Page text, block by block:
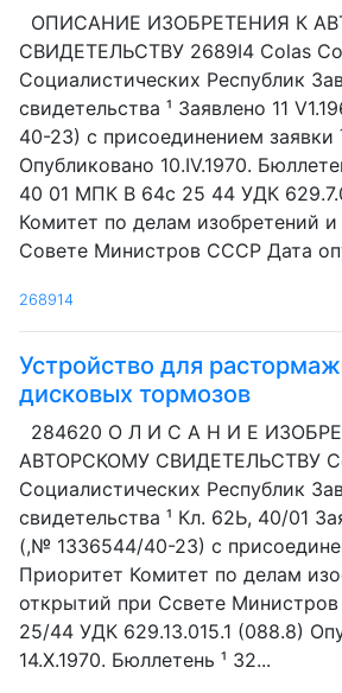
ОПИСАНИЕ ИЗОБРЕТЕНИЯ К
СВИДЕТЕЛЬСТВУ 2689I4 Colas
Социалистических Республик
свидетельства ¹ Заявлено 11
40-23) с присоединением заявки
Опубликовано 10.IV.1970.
40 01 МПК В 64с 25 44 УДК
Комитет по делам изобретений
Совете Министров СССР Дата
268914
Устройство для
дисковых тормозов
284620 О Л И С А Н И Е
АВТОРСКОМУ СВИДЕТЕЛЬСТВУ
Социалистических Республик
свидетельства ¹ Кл. 62Ь, 40/01
(,№ 1336544/40-23) с
Приоритет Комитет по делам
открытий при Ссвете
25/44 УДК 629.13.015.1 (088.8)
14.Х.1970. Бюллетень ¹ 32...